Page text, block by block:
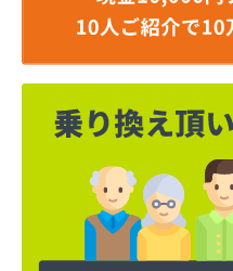
ニイミ産業株式会社
ハタスビルダー株式会
ひまわり農協 燃料課
フジオートステーション
フジヨシ商店
フルタ鹿乗店
ます角商店
マルタケ株式会社
マルト尾関商店
ミライフ西日本株式会